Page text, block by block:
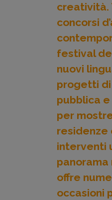
creatività.
concorsi
festival
nuovi
progetti
pubblica
per
residenze
interventi
panorama
offre
occasioni